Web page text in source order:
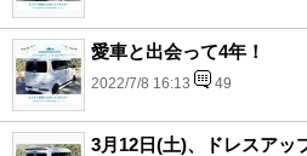
愛車と出会って4年！
2022/7/8 16:13 49
3月12日(土)、ドレスアッ